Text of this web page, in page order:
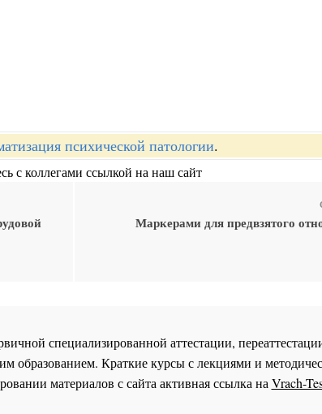
психической патологии.
с коллегами ссылкой на наш сайт
Маркерами для предвзятого
специализированной аттестации,
образованием. Краткие курсы с лекциями и
материалов с сайта активная ссылка наVrach-